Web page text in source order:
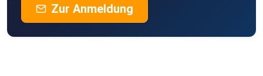
Zur Anmeldung